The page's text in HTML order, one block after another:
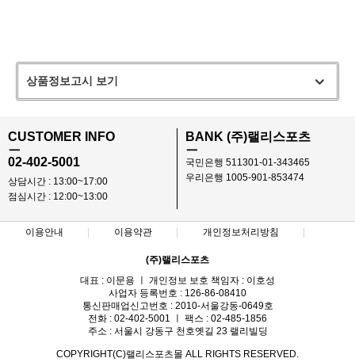
상품정보고시 보기
CUSTOMER INFO
ㅡ
02-402-5001
상담시간 : 13:00~17:00
점심시간 : 12:00~13:00
BANK (주)랠리스포츠
ㅡ
국민은행 511301-01-343465
우리은행 1005-901-853474
이용안내 이용약관 개인정보처리방침
(주)랠리스포츠
대표 : 이문용 ㅣ 개인정보 보호 책임자 : 이호성
사업자 등록번호 : 126-86-08410
통신판매업신고번호 : 2010-서울강동-0649호
전화 : 02-402-5001 ㅣ 팩스 : 02-485-1856
주소 : 서울시 강동구 천호옛길 23 랠리빌딩
COPYRIGHT(C)랠리스포츠몰 ALL RIGHTS RESERVED.